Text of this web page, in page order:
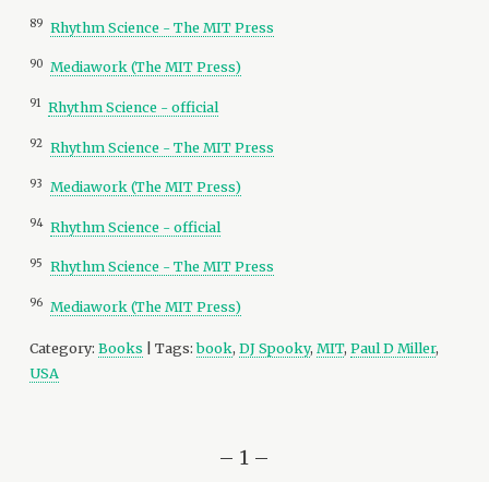
89 Rhythm Science - The MIT Press
90 Mediawork (The MIT Press)
91 Rhythm Science - official
92 Rhythm Science - The MIT Press
93 Mediawork (The MIT Press)
94 Rhythm Science - official
95 Rhythm Science - The MIT Press
96 Mediawork (The MIT Press)
Category:Books | Tags:book,DJ Spooky,MIT,Paul D Miller,
USA
– 1 –